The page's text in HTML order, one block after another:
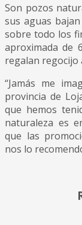
Son pozos
sus aguas
sobre todo los
aproximada de
regalan regocijo
“Jamás me
provincia de
que hemos
naturaleza es
que las
nos lo